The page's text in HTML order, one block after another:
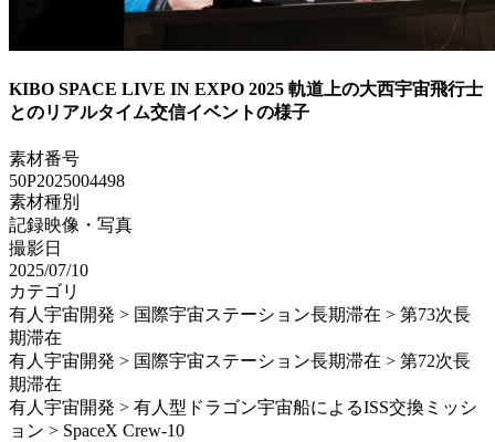
KIBO SPACE LIVE IN EXPO 2025 軌道上の大西宇宙飛行士
とのリアルタイム交信イベントの様子
素材番号
50P2025004498
素材種別
記録映像・写真
撮影日
2025/07/10
カテゴリ
有人宇宙開発 > 国際宇宙ステーション長期滞在 > 第73次長
期滞在
有人宇宙開発 > 国際宇宙ステーション長期滞在 > 第72次長
期滞在
有人宇宙開発 > 有人型ドラゴン宇宙船によるISS交換ミッシ
ョン > SpaceX Crew-10